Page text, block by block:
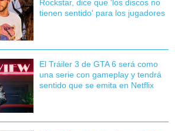
Rockstar, dice que 'los discos no
tienen sentido' para los jugadores
El Tráiler 3 de GTA 6 será como
una serie con gameplay y tendrá
sentido que se emita en Netflix